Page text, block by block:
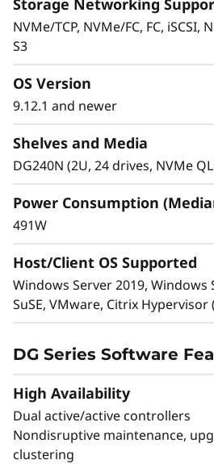
de datos y migraciones de
flash de rendimiento, flash de
y almacenamiento de
'cluster' (conjunto).
Cluster 2 de 24 nodos (12
masivamente de hasta 20
millones de archivos con
nombre.
Storage Networking
NVMe/TCP, NVMe/FC, FC, iSCSI,
S3
OS Version
9.12.1 and newer
Shelves and Media
DG240N (2U, 24 drives, NVMe
Power Consumption
491W
Host/Client OS Supported
Windows Server 2019, Windows
SuSE, VMware, Citrix
DG Series Software
High Availability
Dual active/active controllers
Nondisruptive maintenance,
clustering